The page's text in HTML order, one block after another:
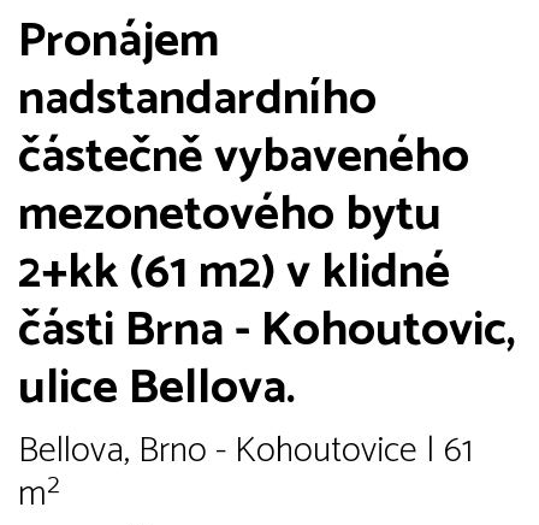
Pronájem
nadstandardního
částečně vybaveného
mezonetového bytu
2+kk (61 m2) v klidné
části Brna - Kohoutovic,
ulice Bellova.
Bellova, Brno - Kohoutovice | 61
m²